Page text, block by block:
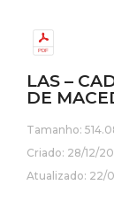
LAS –
DE
Tamanho:
Criado: 28/12/
Atualizado: 22/